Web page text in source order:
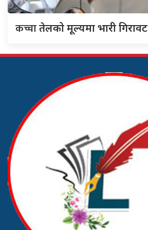
कच्चातेलको मूल्यमा भारी गिरावट